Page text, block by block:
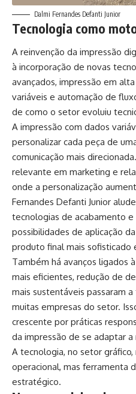
Dalmi Fernandes Defanti Junior
Tecnologia como
A reinvenção da impressão
à incorporação de novas
avançados, impressão em
variáveis e automação de
de como o setor evoluiu
A impressão com dados
personalizar cada peça de
comunicação mais
relevante em marketing e
onde a personalização
Fernandes Defanti Junior
tecnologias de acabamento
possibilidades de aplicação
produto final mais sofisticado
Também há avanços ligados
mais eficientes, redução de
mais sustentáveis passaram
muitas empresas do setor.
crescente por práticas
da impressão de se adaptar
A tecnologia, no setor
operacional, mas ferramenta
estratégico.